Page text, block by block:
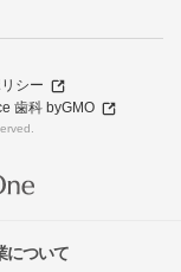
シー
歯科 byGMO
について